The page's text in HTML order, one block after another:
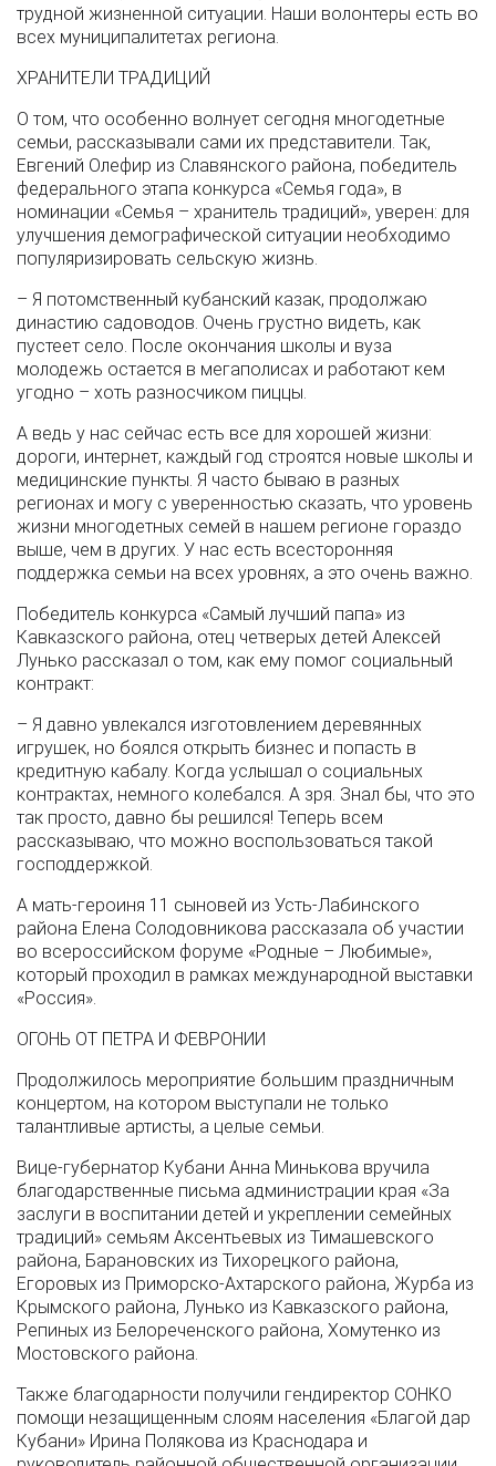
трудной жизненной ситуации. Наши волонтеры есть во
всех муниципалитетах региона.
ХРАНИТЕЛИ ТРАДИЦИЙ
О том, что особенно волнует сегодня многодетные
семьи, рассказывали сами их представители. Так,
Евгений Олефир из Славянского района, победитель
федерального этапа конкурса «Семья года», в
номинации «Семья – хранитель традиций», уверен: для
улучшения демографической ситуации необходимо
популяризировать сельскую жизнь.
– Я потомственный кубанский казак, продолжаю
династию садоводов. Очень грустно видеть, как
пустеет село. После окончания школы и вуза
молодежь остается в мегаполисах и работают кем
угодно – хоть разносчиком пиццы.
А ведь у нас сейчас есть все для хорошей жизни:
дороги, интернет, каждый год строятся новые школы и
медицинские пункты. Я часто бываю в разных
регионах и могу с уверенностью сказать, что уровень
жизни многодетных семей в нашем регионе гораздо
выше, чем в других. У нас есть всесторонняя
поддержка семьи на всех уровнях, а это очень важно.
Победитель конкурса «Самый лучший папа» из
Кавказского района, отец четверых детей Алексей
Лунько рассказал о том, как ему помог социальный
контракт:
– Я давно увлекался изготовлением деревянных
игрушек, но боялся открыть бизнес и попасть в
кредитную кабалу. Когда услышал о социальных
контрактах, немного колебался. А зря. Знал бы, что это
так просто, давно бы решился! Теперь всем
рассказываю, что можно воспользоваться такой
господдержкой.
А мать-героиня 11 сыновей из Усть-Лабинского
района Елена Солодовникова рассказала об участии
во всероссийском форуме «Родные – Любимые»,
который проходил в рамках международной выставки
«Россия».
ОГОНЬ ОТ ПЕТРА И ФЕВРОНИИ
Продолжилось мероприятие большим праздничным
концертом, на котором выступали не только
талантливые артисты, а целые семьи.
Вице-губернатор Кубани Анна Минькова вручила
благодарственные письма администрации края «За
заслуги в воспитании детей и укреплении семейных
традиций» семьям Аксентьевых из Тимашевского
района, Барановских из Тихорецкого района,
Егоровых из Приморско-Ахтарского района, Журба из
Крымского района, Лунько из Кавказского района,
Репиных из Белореченского района, Хомутенко из
Мостовского района.
Также благодарности получили гендиректор СОНКО
помощи незащищенным слоям населения «Благой дар
Кубани» Ирина Полякова из Краснодара и